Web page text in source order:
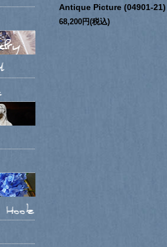
Antique Picture (04901-21)
68,200円(税込)